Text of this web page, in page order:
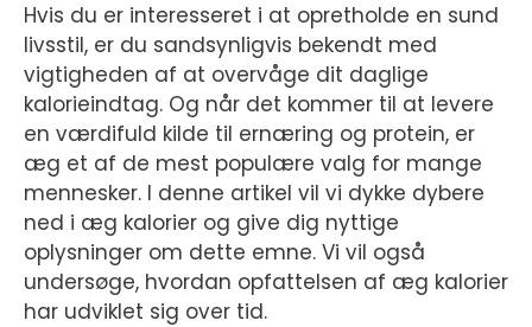
Hvis du er interesseret i at opretholde en sund
livsstil, er du sandsynligvis bekendt med
vigtigheden af at overvåge dit daglige
kalorieindtag. Og når det kommer til at levere
en værdifuld kilde til ernæring og protein, er
æg et af de mest populære valg for mange
mennesker. I denne artikel vil vi dykke dybere
ned i æg kalorier og give dig nyttige
oplysninger om dette emne. Vi vil også
undersøge, hvordan opfattelsen af æg kalorier
har udviklet sig over tid.